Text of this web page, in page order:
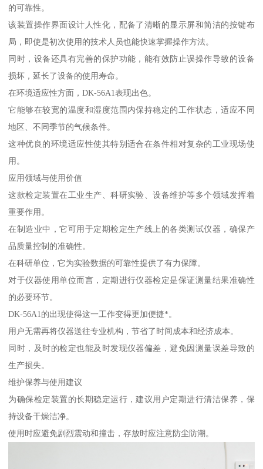
的可靠性。
该装置操作界面设计人性化，配备了清晰的显示屏和简洁的按键布
局，即使是初次使用的技术人员也能快速掌握操作方法。
同时，设备还具有完善的保护功能，能有效防止误操作导致的设备
损坏，延长了设备的使用寿命。
在环境适应性方面，DK-56A1表现出色。
它能够在较宽的温度和湿度范围内保持稳定的工作状态，适应不同
地区、不同季节的气候条件。
这种优良的环境适应性使其特别适合在条件相对复杂的工业现场使
用。
应用领域与使用价值
这款检定装置在工业生产、科研实验、设备维护等多个领域发挥着
重要作用。
在制造业中，它可用于定期检定生产线上的各类测试仪器，确保产
品质量控制的准确性。
在科研单位，它为实验数据的可靠性提供了有力保障。
对于仪器使用单位而言，定期进行仪器检定是保证测量结果准确性
的必要环节。
DK-56A1的出现使得这一工作变得更加便捷*。
用户无需再将仪器送往专业机构，节省了时间成本和经济成本。
同时，及时的检定也能及时发现仪器偏差，避免因测量误差导致的
生产损失。
维护保养与使用建议
为确保检定装置的长期稳定运行，建议用户定期进行清洁保养，保
持设备干燥洁净。
使用时应避免剧烈震动和撞击，存放时应注意防尘防潮。